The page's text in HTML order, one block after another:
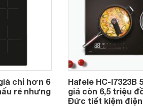
chỉ hơn 6
rẻ nhưng
Hafele HC-I7323B
giá còn 6,5 triệu
Đức tiết kiệm